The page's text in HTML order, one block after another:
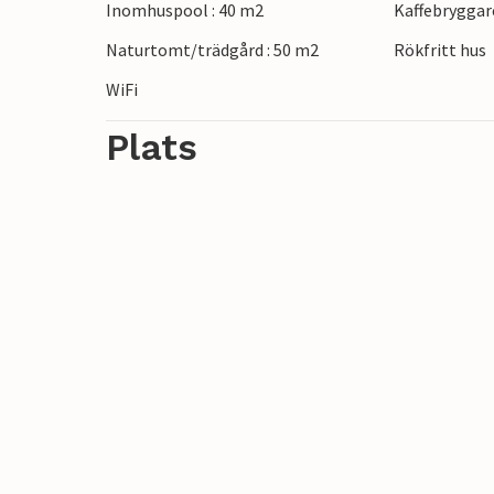
Upptäck de fascinerande megaliterna i
eller njut av vattensporter på stränderna
gränderna i Vannes och prova bretonska
Inomhuspool : 40 m2
Naturtomt/trädgård : 50 m2
Rökfritt hus
WiFi
Plats